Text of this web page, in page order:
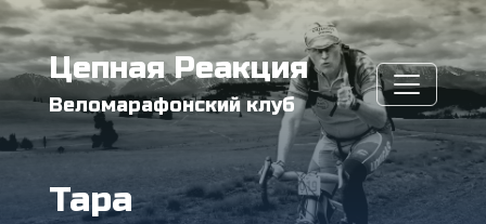
Цепная Реакция
Веломарафонский клуб
Тара